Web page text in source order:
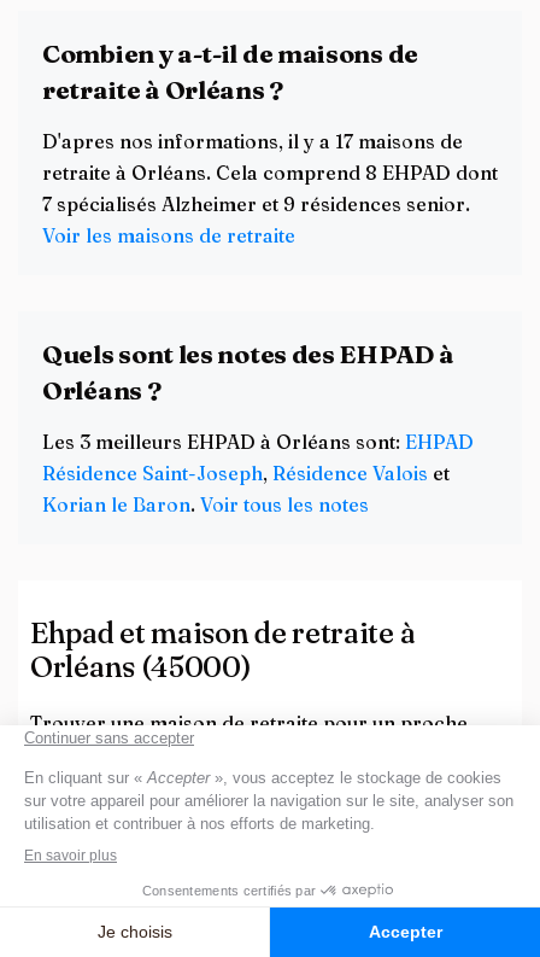
Combien y a-t-il de maisons de
retraite à Orléans ?
D'apres nos informations, il y a 17 maisons de
retraite à Orléans. Cela comprend 8 EHPAD dont
7 spécialisés Alzheimer et 9 résidences senior.
Voir les maisons de retraite
Quels sont les notes des EHPAD à
Orléans ?
Les 3 meilleurs EHPAD à Orléans sont: EHPAD
Résidence Saint-Joseph, Résidence Valois et
Korian le Baron. Voir tous les notes
Ehpad et maison de retraite à
Orléans (45000)
Trouver une maison de retraite pour un proche
peut être une tâche difficile et stressante. Les
familles se préoccupent souvent du bien-être et du
confort de leurs aînés. Pourquoi choisir une maison
de retraite ou un EHPAD à Orléans (45000) ?
Orléans (45000) offre un cadre de vie agréable,
des infrastructures adaptées aux personnes âgées
et une qualité de vie propice au bien-être des